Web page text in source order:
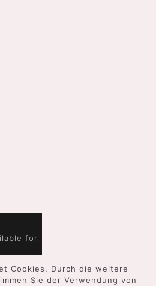
for
Cookies. Durch die weitere
Sie der Verwendung von